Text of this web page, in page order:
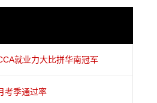
就业力大比拼华南冠军
考季通过率